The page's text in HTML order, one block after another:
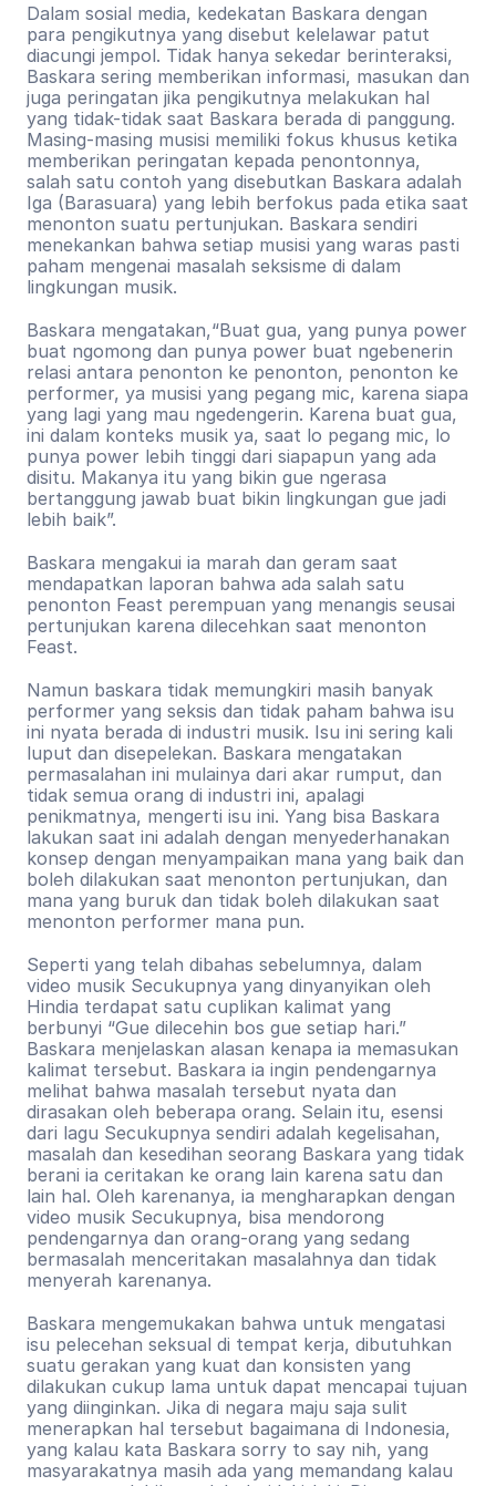
Dalam sosial media, kedekatan Baskara dengan
para pengikutnya yang disebut kelelawar patut
diacungi jempol. Tidak hanya sekedar berinteraksi,
Baskara sering memberikan informasi, masukan dan
juga peringatan jika pengikutnya melakukan hal
yang tidak-tidak saat Baskara berada di panggung.
Masing-masing musisi memiliki fokus khusus ketika
memberikan peringatan kepada penontonnya,
salah satu contoh yang disebutkan Baskara adalah
Iga (Barasuara) yang lebih berfokus pada etika saat
menonton suatu pertunjukan. Baskara sendiri
menekankan bahwa setiap musisi yang waras pasti
paham mengenai masalah seksisme di dalam
lingkungan musik.
Baskara mengatakan,“Buat gua, yang punya power
buat ngomong dan punya power buat ngebenerin
relasi antara penonton ke penonton, penonton ke
performer, ya musisi yang pegang mic, karena siapa
yang lagi yang mau ngedengerin. Karena buat gua,
ini dalam konteks musik ya, saat lo pegang mic, lo
punya power lebih tinggi dari siapapun yang ada
disitu. Makanya itu yang bikin gue ngerasa
bertanggung jawab buat bikin lingkungan gue jadi
lebih baik”.
Baskara mengakui ia marah dan geram saat
mendapatkan laporan bahwa ada salah satu
penonton Feast perempuan yang menangis seusai
pertunjukan karena dilecehkan saat menonton
Feast.
Namun baskara tidak memungkiri masih banyak
performer yang seksis dan tidak paham bahwa isu
ini nyata berada di industri musik. Isu ini sering kali
luput dan disepelekan. Baskara mengatakan
permasalahan ini mulainya dari akar rumput, dan
tidak semua orang di industri ini, apalagi
penikmatnya, mengerti isu ini. Yang bisa Baskara
lakukan saat ini adalah dengan menyederhanakan
konsep dengan menyampaikan mana yang baik dan
boleh dilakukan saat menonton pertunjukan, dan
mana yang buruk dan tidak boleh dilakukan saat
menonton performer mana pun.
Seperti yang telah dibahas sebelumnya, dalam
video musik Secukupnya yang dinyanyikan oleh
Hindia terdapat satu cuplikan kalimat yang
berbunyi “Gue dilecehin bos gue setiap hari.”
Baskara menjelaskan alasan kenapa ia memasukan
kalimat tersebut. Baskara ia ingin pendengarnya
melihat bahwa masalah tersebut nyata dan
dirasakan oleh beberapa orang. Selain itu, esensi
dari lagu Secukupnya sendiri adalah kegelisahan,
masalah dan kesedihan seorang Baskara yang tidak
berani ia ceritakan ke orang lain karena satu dan
lain hal. Oleh karenanya, ia mengharapkan dengan
video musik Secukupnya, bisa mendorong
pendengarnya dan orang-orang yang sedang
bermasalah menceritakan masalahnya dan tidak
menyerah karenanya.
Baskara mengemukakan bahwa untuk mengatasi
isu pelecehan seksual di tempat kerja, dibutuhkan
suatu gerakan yang kuat dan konsisten yang
dilakukan cukup lama untuk dapat mencapai tujuan
yang diinginkan. Jika di negara maju saja sulit
menerapkan hal tersebut bagaimana di Indonesia,
yang kalau kata Baskara sorry to say nih, yang
masyarakatnya masih ada yang memandang kalau